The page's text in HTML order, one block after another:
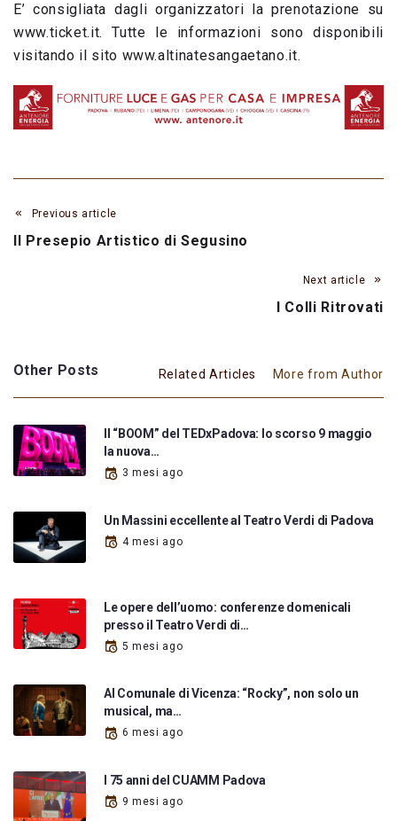
E’ consigliata dagli organizzatori la prenotazione su
www.ticket.it. Tutte le informazioni sono disponibili
visitando il sito www.altinatesangaetano.it.
Previous article
Il Presepio Artistico di Segusino
Next article
I Colli Ritrovati
Other Posts Related Articles More from Author
Il “BOOM” del TEDxPadova: lo scorso 9 maggio
la nuova…
3 mesi ago
Un Massini eccellente al Teatro Verdi di Padova
4 mesi ago
Le opere dell’uomo: conferenze domenicali
presso il Teatro Verdi di…
5 mesi ago
Al Comunale di Vicenza: “Rocky”, non solo un
musical, ma…
6 mesi ago
I 75 anni del CUAMM Padova
9 mesi ago